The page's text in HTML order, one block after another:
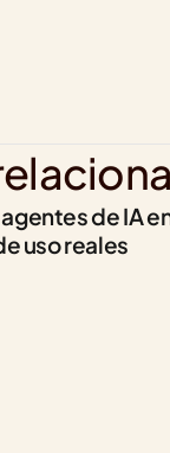
de IA
uso reales